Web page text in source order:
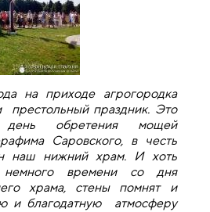
на приходе агрогородка
престольный праздник. Это
обретения мощей
Саровского, в честь
наш нижний храм. И хоть
времени со дня
храма, стены помнят и
и благодатную атмосферу